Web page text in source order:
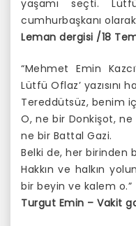
yaşamı seçti.
cumhurbaşkanı
Leman dergisi /18
“Mehmet Emin
Lütfü Oflaz’ yazısını
Tereddütsüz, benim
O, ne bir Donkişot,
ne bir Battal Gazi.
Belki de, her birinden
Hakkın ve halkın
bir beyin ve kalem o.”
Turgut Emin – Vakit